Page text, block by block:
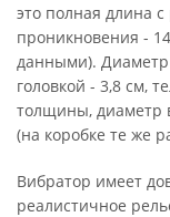
это полная длина
проникновения -
данными). Диаметр
головкой - 3,8 см,
толщины, диаметр
(на коробке те же
Вибратор имеет
реалистичное